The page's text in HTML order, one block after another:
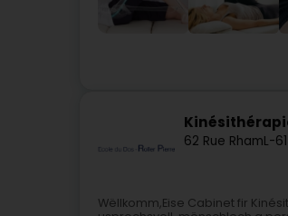
Kinésithérapie
62 Rue RhamL-
Wëllkomm,Eise Cabinet fir